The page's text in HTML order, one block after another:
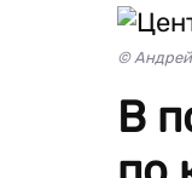
© Андрей
В